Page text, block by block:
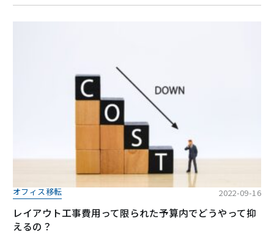
オフィス移転 2022-09-16
レイアウト工事費用って限られた予算内でどうやって抑
えるの？